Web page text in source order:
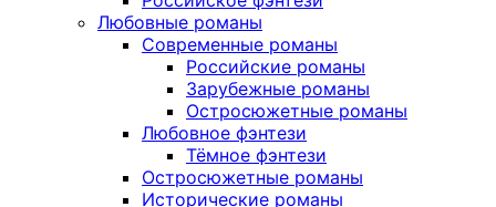
Любовные романы
Современные романы
Российские романы
Зарубежные романы
Остросюжетные романы
Любовное фэнтези
Тёмное фэнтези
Остросюжетные романы
Исторические романы